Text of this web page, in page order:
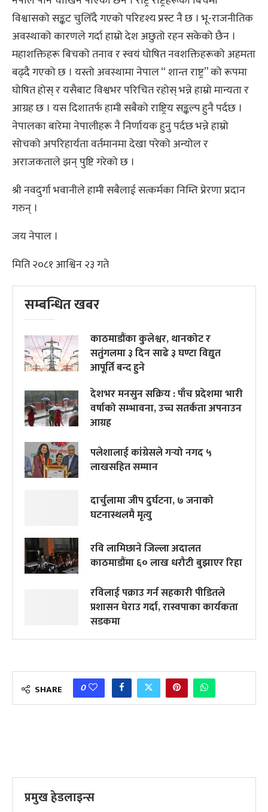
विश्वासको सङ्कट चुलिँदै गएको परिदृश्य प्रस्ट नै छ । भू-राजनीतिक
अवस्थाको कारणले गर्दा हाम्रो देश अछुतो रहन सकेको छैन ।
महाशक्तिहरू बिचको तनाव र स्वयं घोषित नवशक्तिहरूको अहमता
बढ्दै गएको छ । यस्तो अवस्थामा नेपाल “ शान्त राष्ट्र” को रूपमा
घोषित होस् र यसैबाट विश्वभर परिचित रहोस् भन्ने हाम्रो मान्यता र
आग्रह छ । यस दिशातर्फ हामी सबैको राष्ट्रिय सङ्कल्प हुनै पर्दछ ।
नेपालका बारेमा नेपालीहरू नै निर्णायक हुनु पर्दछ भन्ने हाम्रो
सोचको अपरिहार्यता वर्तमानमा देखा परेको अन्योल र
अराजकताले झन् पुष्टि गरेको छ ।
श्री नवदुर्गा भवानीले हामी सबैलाई सत्कर्मका निम्ति प्रेरणा प्रदान
गरुन् ।
जय नेपाल ।
मिति २०८१ आश्विन २३ गते
सम्बन्धित खबर
काठमाडौंका कुलेश्वर, थानकोट र
सतुंगलमा ३ दिन साढे ३ घण्टा विद्युत
आपूर्ति बन्द हुने
देशभर मनसुन सक्रिय : पाँच प्रदेशमा भारी
वर्षाको सम्भावना, उच्च सतर्कता अपनाउन
आग्रह
पलेशालाई कांग्रेसले गर्‍यो नगद ५
लाखसहित सम्मान
दार्चुलामा जीप दुर्घटना, ७ जनाको
घटनास्थलमै मृत्यु
रवि लामिछाने जिल्ला अदालत
काठमाडौंमा ६० लाख धरौटी बुझाएर रिहा
रविलाई पक्राउ गर्न सहकारी पीडितले
प्रशासन घेराउ गर्दा, रास्वपाका कार्यकता
सडकमा
SHARE 0
प्रमुख हेडलाइन्स